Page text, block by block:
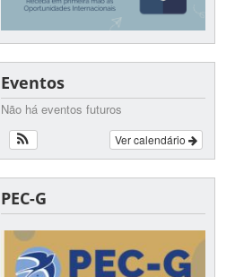
Eventos
Não há eventos futuros
Ver calendário
PEC-G